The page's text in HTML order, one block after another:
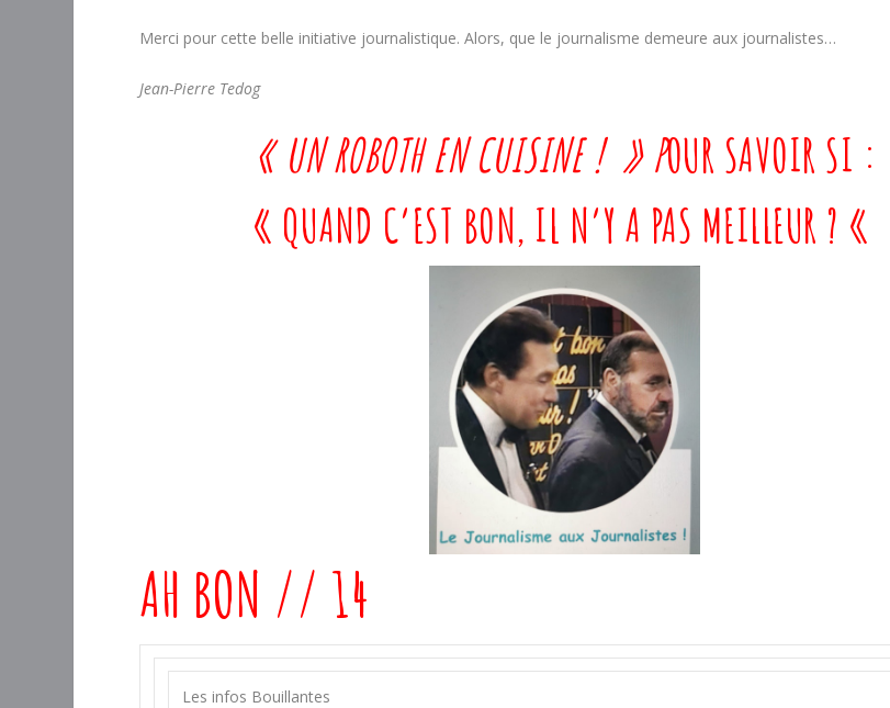
Merci pour cette belle initiative journalistique. Alors, que le journalisme demeure aux journalistes…
Jean-Pierre Tedog
« UN ROBOTH EN CUISINE ! » POUR SAVOIR SI :
« QUAND C’EST BON, IL N’Y A PAS MEILLEUR ? «
AH BON // 14
Les infos Bouillantes